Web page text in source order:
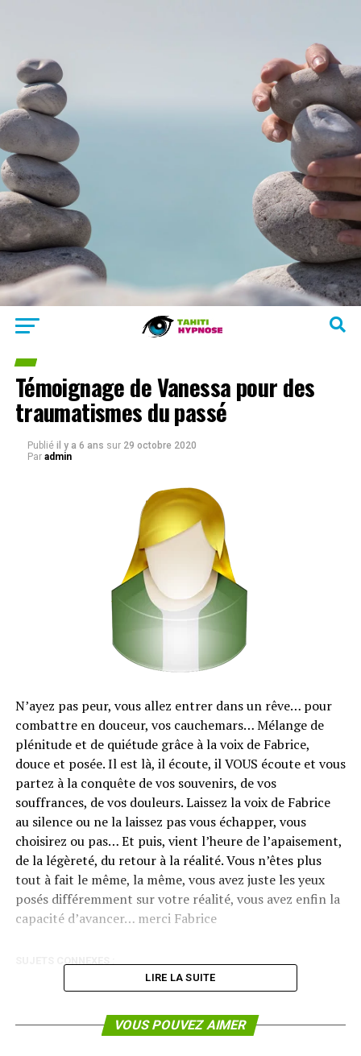
Témoignage de Vanessa pour des
traumatismes du passé
Publié il y a 6 ans sur 29 octobre 2020
Par admin
N’ayez pas peur, vous allez entrer dans un rêve… pour
combattre en douceur, vos cauchemars… Mélange de
plénitude et de quiétude grâce à la voix de Fabrice,
douce et posée. Il est là, il écoute, il VOUS écoute et vous
partez à la conquête de vos souvenirs, de vos
souffrances, de vos douleurs. Laissez la voix de Fabrice
au silence ou ne la laissez pas vous échapper, vous
choisirez ou pas… Et puis, vient l’heure de l’apaisement,
de la légèreté, du retour à la réalité. Vous n’êtes plus
tout à fait le même, la même, vous avez juste les yeux
posés différemment sur votre réalité, vous avez enfin la
capacité d’avancer… merci Fabrice
LIRE LA SUITE
VOUS POUVEZ AIMER